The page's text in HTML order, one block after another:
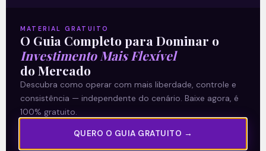
Reforma eleitoral
Nesta quarta-feira (23), chega à Câmara
dos Deputados uma das três frentes do
projeto de reforma eleitoral, liderado
pela deputada Margarete Coelho (PP-
PI), que promove
MATERIAL GRATUITO
O Guia Completo para Dominar o
Investimento Mais Flexível
do Mercado
Descubra como operar com mais liberdade, controle e
consistência — independente do cenário. Baixe agora, é
100% gratuito.
QUERO O GUIA GRATUITO →